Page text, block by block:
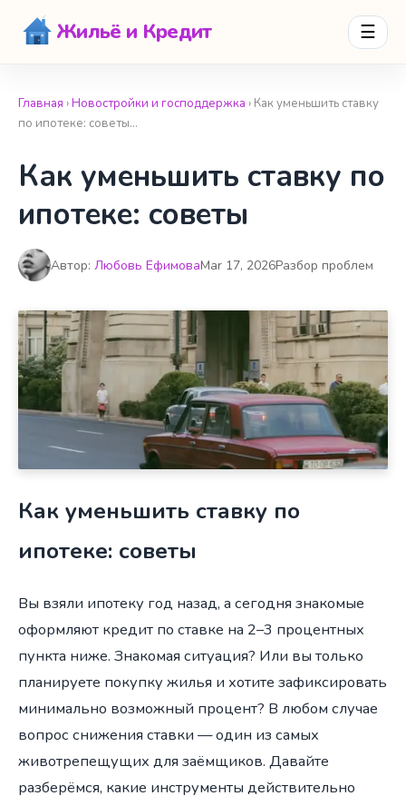
Жильё и Кредит ☰
Главная ›Новостройки и господдержка › Как уменьшить ставку
по ипотеке: советы…
Как уменьшить ставку по
ипотеке: советы
Автор: Любовь ЕфимоваMar 17, 2026Разбор проблем
Как уменьшить ставку по
ипотеке: советы
Вы взяли ипотеку год назад, а сегодня знакомые
оформляют кредит по ставке на 2–3 процентных
пункта ниже. Знакомая ситуация? Или вы только
планируете покупку жилья и хотите зафиксировать
минимально возможный процент? В любом случае
вопрос снижения ставки — один из самых
животрепещущих для заёмщиков. Давайте
разберёмся, какие инструменты действительно